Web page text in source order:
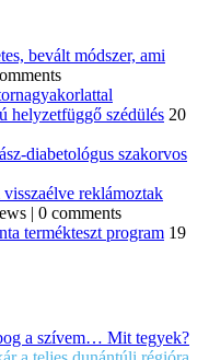
bevált módszer, ami
helyzetfüggő szédülés 20
diabetológus szakorvos
reklámoztak
| 0 comments
termékteszt program 19
a szívem… Mit tegyek?